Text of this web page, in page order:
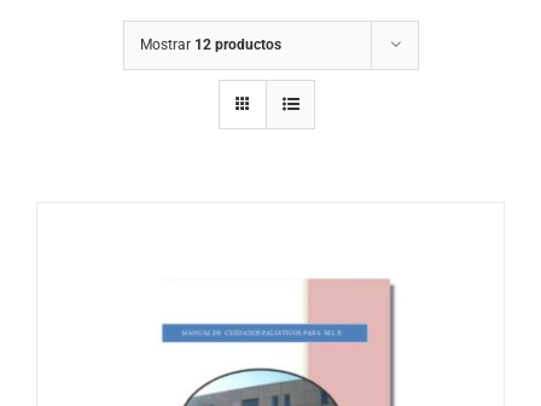
Mostrar 12 productos